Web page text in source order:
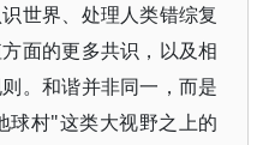
世界、处理人类错综复
面的更多共识，以及相
。和谐并非同一，而是
村"这类大视野之上的